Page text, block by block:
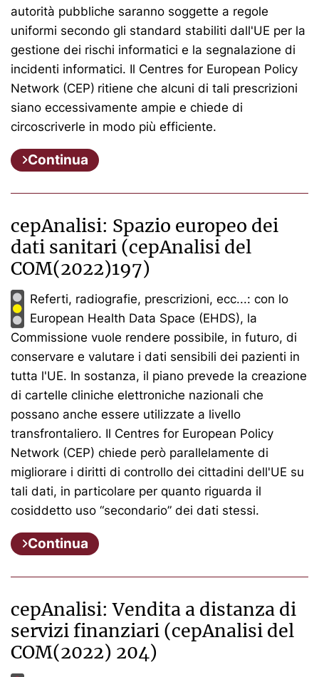
autorità pubbliche saranno soggette a regole
uniformi secondo gli standard stabiliti dall'UE per la
gestione dei rischi informatici e la segnalazione di
incidenti informatici. Il Centres for European Policy
Network (CEP) ritiene che alcuni di tali prescrizioni
siano eccessivamente ampie e chiede di
circoscriverle in modo più efficiente.
Continua
cepAnalisi: Spazio europeo dei
dati sanitari (cepAnalisi del
COM(2022)197)
Referti, radiografie, prescrizioni, ecc...: con lo
European Health Data Space (EHDS), la
Commissione vuole rendere possibile, in futuro, di
conservare e valutare i dati sensibili dei pazienti in
tutta l'UE. In sostanza, il piano prevede la creazione
di cartelle cliniche elettroniche nazionali che
possano anche essere utilizzate a livello
transfrontaliero. Il Centres for European Policy
Network (CEP) chiede però parallelamente di
migliorare i diritti di controllo dei cittadini dell'UE su
tali dati, in particolare per quanto riguarda il
cosiddetto uso “secondario” dei dati stessi.
Continua
cepAnalisi: Vendita a distanza di
servizi finanziari (cepAnalisi del
COM(2022) 204)